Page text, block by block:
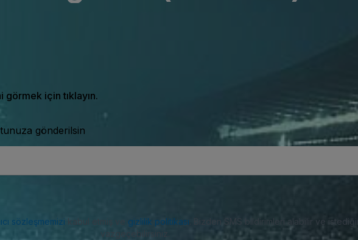
için tıklayın.
gönderilsin
sözleşmemizi gizlilik politikası . Bizden SMS bildirimleri alabilir ve
vazgeçebilirsiniz.